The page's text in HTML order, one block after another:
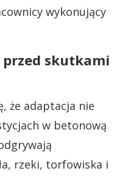
wykonujący
skutkami
że adaptacja nie
w betonową
rzeki, torfowiska i